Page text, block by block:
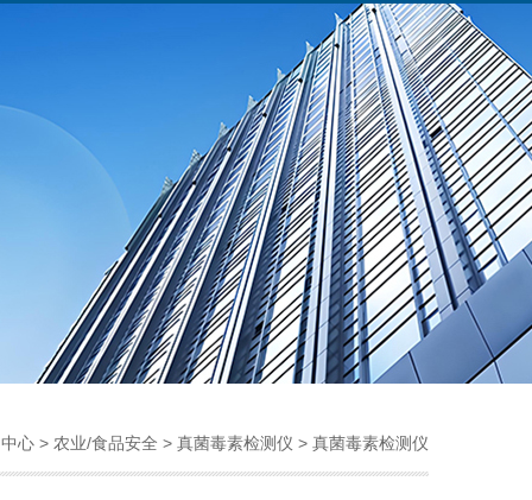
心 > 农业/食品安全 > 真菌毒素检测仪 > 真菌毒素检测仪